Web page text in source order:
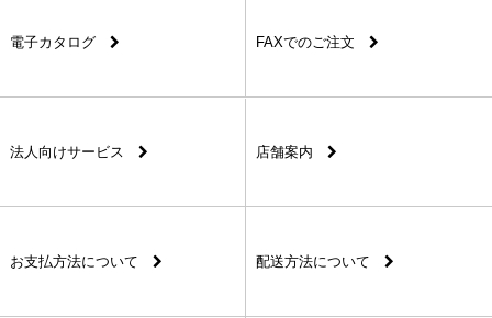
電子カタログ FAXでのご注文
法人向けサービス 店舗案内
お支払方法について 配送方法について